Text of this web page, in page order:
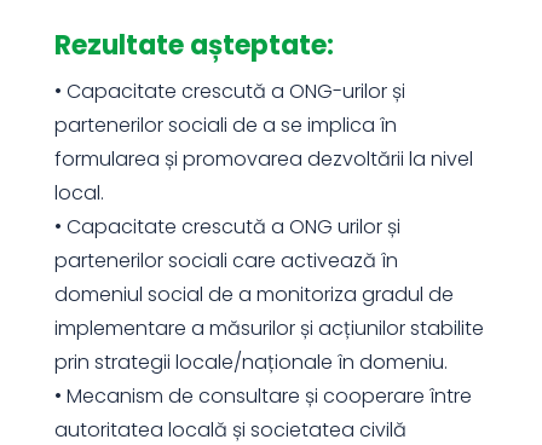
Rezultate așteptate:
• Capacitate crescută a ONG-urilor și
partenerilor sociali de a se implica în
formularea și promovarea dezvoltării la nivel
local.
• Capacitate crescută a ONG urilor și
partenerilor sociali care activează în
domeniul social de a monitoriza gradul de
implementare a măsurilor și acțiunilor stabilite
prin strategii locale/naționale în domeniu.
• Mecanism de consultare și cooperare între
autoritatea locală și societatea civilă